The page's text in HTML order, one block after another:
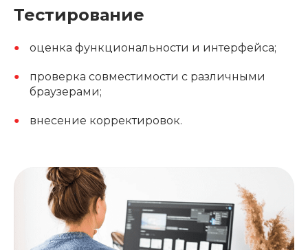
Тестирование
оценка функциональности и интерфейса;
проверка совместимости с различными
браузерами;
внесение корректировок.